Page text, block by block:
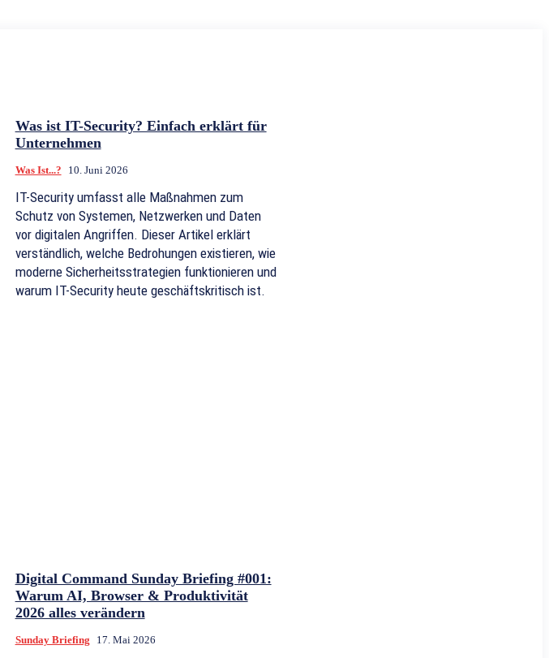
Was ist IT-Security? Einfach erklärt für
Unternehmen
Was Ist...? 10. Juni 2026
IT-Security umfasst alle Maßnahmen zum
Schutz von Systemen, Netzwerken und Daten
vor digitalen Angriffen. Dieser Artikel erklärt
verständlich, welche Bedrohungen existieren, wie
moderne Sicherheitsstrategien funktionieren und
warum IT-Security heute geschäftskritisch ist.
Digital Command Sunday Briefing #001:
Warum AI, Browser & Produktivität
2026 alles verändern
Sunday Briefing 17. Mai 2026